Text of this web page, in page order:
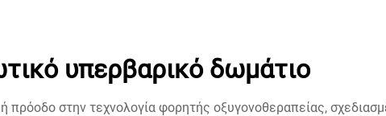
υπερβαρικό δωμάτιο
στην τεχνολογία φορητής οξυγονοθεραπείας,